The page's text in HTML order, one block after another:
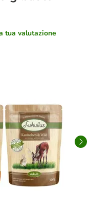
tua valutazione